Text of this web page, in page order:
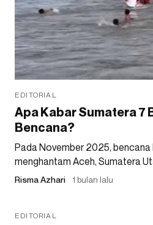
EDITORIAL
Apa Kabar Sumatera 7
Bencana?
Pada November 2025,
menghantam Aceh, Sumatera
Risma Azhari 1 bulan lalu
EDITORIAL